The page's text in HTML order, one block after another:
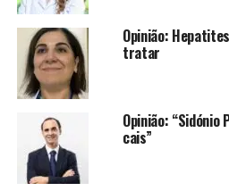
Opinião:
tratar
Opinião: “Sidónio
cais”